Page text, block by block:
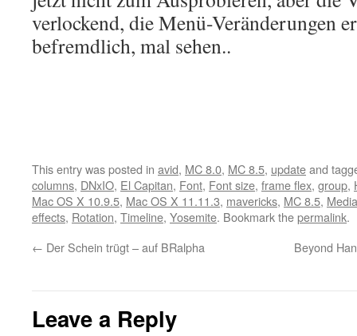
verlockend, die Menü-Veränderungen
befremdlich, mal sehen..
This entry was posted in avid, MC 8.0, MC 8.5, updateand
columns, DNxIO, El Capitan, Font, Font size, frame flex, group,
Mac OS X 10.9.5, Mac OS X 11.11.3, mavericks, MC 8.5,
effects, Rotation, Timeline, Yosemite. Bookmark thepermalink.
← Der Schein trügt – auf BRalpha Beyond
Leave a Reply